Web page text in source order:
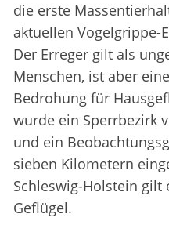
die erste
aktuellen
Der Erreger gilt als
Menschen, ist aber
Bedrohung für
wurde ein Sperrbezirk
und ein
sieben Kilometern
Schleswig-Holstein
Geflügel.